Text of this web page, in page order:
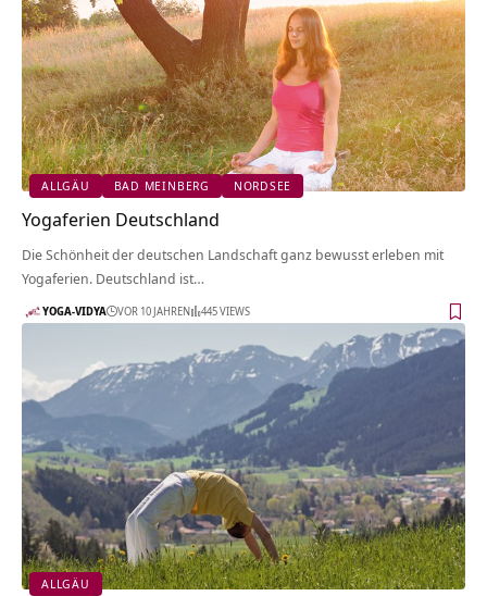
ALLGÄU BAD MEINBERG NORDSEE
Yogaferien Deutschland
Die Schönheit der deutschen Landschaft ganz bewusst erleben mit
Yogaferien. Deutschland ist…
YOGA-VIDYA VOR 10 JAHREN 445 VIEWS
ALLGÄU